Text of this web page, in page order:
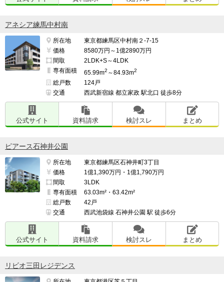
アネシア練馬中村南
所在地
東京都練馬区中村南２-7-15
価格
8580万円～1億2890万円
間取
2LDK+S～4LDK
専有面積
65.99m2 ～84.93m2
総戸数
124戸
交通
西武新宿線 都立家政 駅北口 徒歩8分
公式サイト 資料請求 検討スレ まとめ
ピアース石神井公園
所在地
東京都練馬区石神井町3丁目
価格
1億1,390万円・1億1,790万円
間取
3LDK
専有面積
63.03m²・63.42m²
総戸数
42戸
交通
西武池袋線 石神井公園 駅 徒歩6分
公式サイト 資料請求 検討スレ まとめ
リビオ三田レジデンス